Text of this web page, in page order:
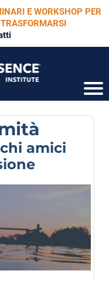
E WORKSHOP PER
amici